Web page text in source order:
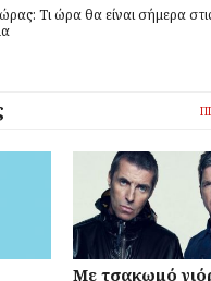
Τι ώρα θα είναι σήμερα
Με τσακωμό